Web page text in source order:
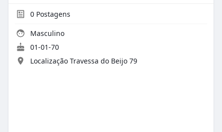
0Postagens
Masculino
01-01-70
Localização Travessa do Beijo 79